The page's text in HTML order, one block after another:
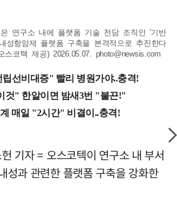
은 연구소 내에 플랫폼 기술 전담 조직인 '기반
성항암제 플랫폼 구축을 본격적으로 추진한다
스코텍 제공) 2026.05.07. photo@newsis.com
기자 = 오스코텍이 연구소 내 부서
성과 관련한 플랫폼 구축을 강화한